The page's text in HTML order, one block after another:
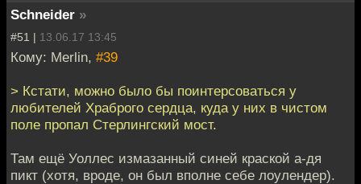
Schneider »
#51 | 13.06.17 13:45
Кому: Merlin, #39
> Кстати, можно было бы поинтерсоваться у
любителей Храброго сердца, куда у них в чистом
поле пропал Стерлингский мост.
Там ещё Уоллес измазанный синей краской а-дя
пикт (хотя, вроде, он был вполне себе лоулендер).